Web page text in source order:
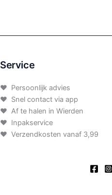
Service
♥ Persoonlijk advies
♥ Snel contact via app
♥ Af te halen in Wierden
♥ Inpakservice
♥ Verzendkosten vanaf 3,99